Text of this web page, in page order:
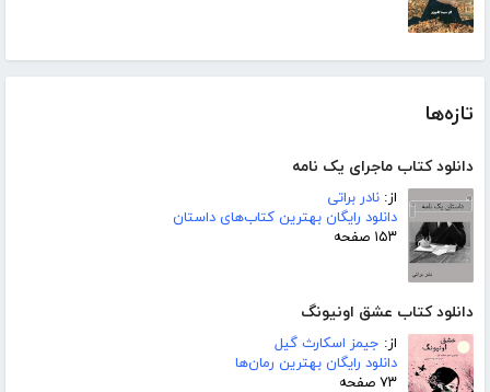
تازه‌ها
دانلود کتاب ماجرای یک نامه
از: نادر براتی
دانلود رایگان بهترین کتاب‌های داستان
۱۵۳ صفحه
دانلود کتاب عشق اونیونگ
از: جیمز اسکارث گیل
دانلود رایگان بهترین رمان‌ها
۷۳ صفحه